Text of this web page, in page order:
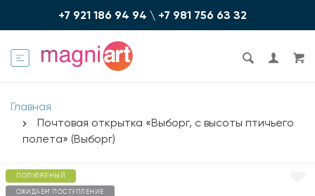
+7 921 186 94 94 \ +7 981 756 6З З2
Главная
Почтовая открытка «Выборг, с высоты птичьего
полета» (Выборг)
ПОПУЛЯРНЫЙ
ОЖИДАЕМ ПОСТУПЛЕНИЕ